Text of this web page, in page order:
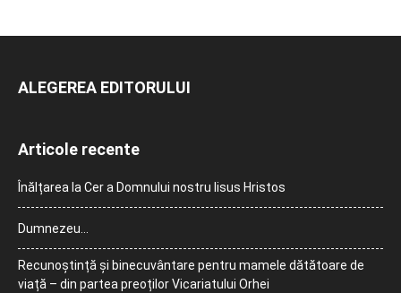
ALEGEREA EDITORULUI
Articole recente
Înălțarea la Cer a Domnului nostru Iisus Hristos
Dumnezeu…
Recunoștință și binecuvântare pentru mamele dătătoare de
viață – din partea preoților Vicariatului Orhei